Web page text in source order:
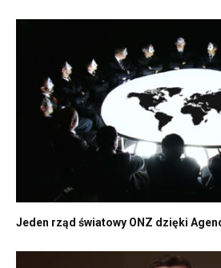
Jeden rząd światowy ONZ dzięki